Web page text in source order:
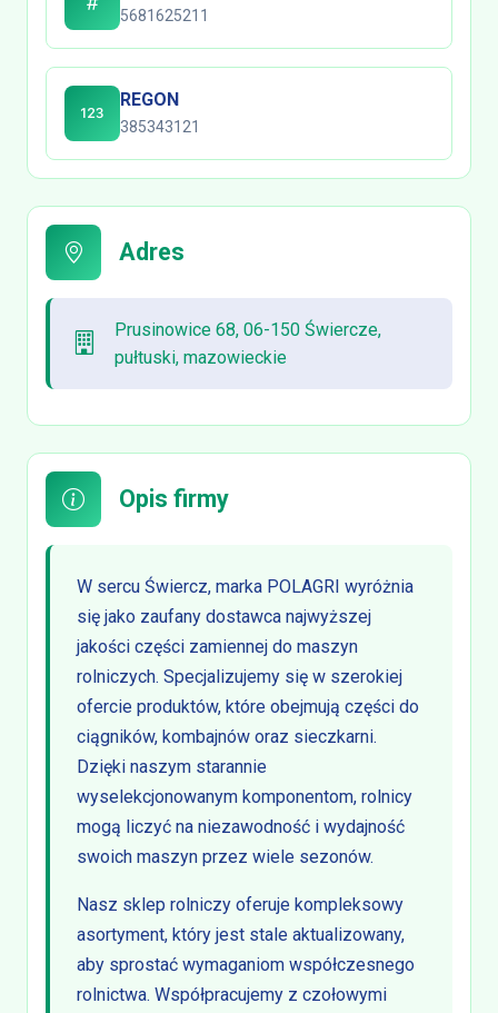
5681625211
REGON
385343121
Adres
Prusinowice 68, 06-150 Świercze,
pułtuski, mazowieckie
Opis firmy
W sercu Świercz, marka POLAGRI wyróżnia
się jako zaufany dostawca najwyższej
jakości części zamiennej do maszyn
rolniczych. Specjalizujemy się w szerokiej
ofercie produktów, które obejmują części do
ciągników, kombajnów oraz sieczkarni.
Dzięki naszym starannie
wyselekcjonowanym komponentom, rolnicy
mogą liczyć na niezawodność i wydajność
swoich maszyn przez wiele sezonów.
Nasz sklep rolniczy oferuje kompleksowy
asortyment, który jest stale aktualizowany,
aby sprostać wymaganiom współczesnego
rolnictwa. Współpracujemy z czołowymi